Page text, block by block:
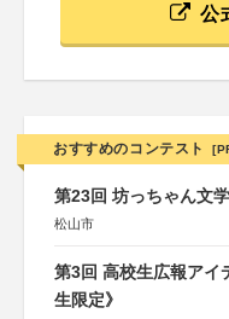
公
おすすめのコンテスト
第23回 坊っちゃん文
松山市
第3回 高校生広報アイ
生限定》